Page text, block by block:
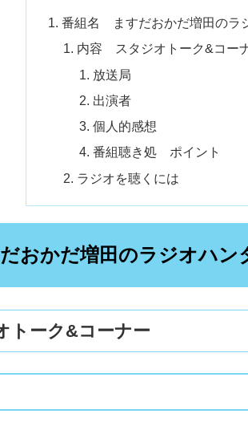
番組名 ますだおかだ増田のラ
内容 スタジオトーク&コー
放送局
出演者
個人的感想
番組聴き処 ポイント
ラジオを聴くには
おかだ増田のラジオハン
ーク&コーナー